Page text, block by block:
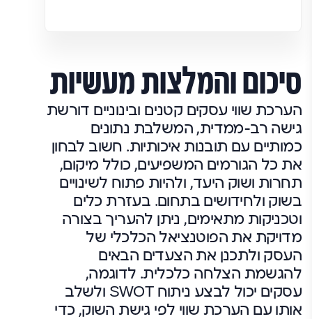
סיכום והמלצות מעשיות
הערכת שווי עסקים קטנים ובינוניים דורשת
גישה רב-ממדית, המשלבת נתונים
כמותיים עם תובנות איכותיות. חשוב לבחון
את כל הגורמים המשפיעים, כולל מיקום,
תחרות ושוק היעד, ולהיות פתוח לשינויים
בשוק ולחידושים בתחום. בעזרת כלים
וטכניקות מתאימים, ניתן להעריך בצורה
מדויקת את הפוטנציאל הכלכלי של
העסק ולתכנן את הצעדים הבאים
להגשמת הצלחה כלכלית. לדוגמה,
עסקים יכול לבצע ניתוח SWOT ולשלב
אותו עם הערכת שווי לפי גישת השוק, כדי